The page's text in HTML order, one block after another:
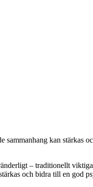
sammanhang kan stärkas
– traditionellt
och bidra till en god